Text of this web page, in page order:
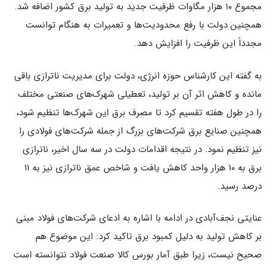
مجموع ۱۰ هزار مگاوات ظرفیت جدید به تولید برق کشور اضافه شد.
همچنین دولت با رفع محدودیت‌ها و تعمیرات به هنگام توانست
مجدداً این ظرفیت را افزایش دهد.
به گفته این کارشناس حوزه انرژی، دولت برای مدیریت ناترازی باقی
مانده و کاهش اثر آن بر تولید، تعطیلی شهرک‌های صنعتی مختلف
را در طول هفته تقسیم کرد تا مصرف برق این شهرک‌ها تنظیم شود،
همچنین صنایع برق شرکت‌های بزرگ از جمله شرکت‌های فولادی را
نیز تنظیم نمود. در نتیجه اقدامات دولت در سه سال اخیر، ناترازی
برق به ۱۰ هزار واحد کاهش یافت و شاخص عمق ناترازی نیز به ۱۱
درصد رسید.
عنایتی نجف‌آبادی در ادامه با اشاره به ادعای شرکت‌های فولاد مبنی
بر کاهش تولید به دلیل کمبود برق تاکید کرد: این موضوع هم
صحیح نیست، زیرا طبق آمار بورس کالا صنعت فولاد نتوانسته است